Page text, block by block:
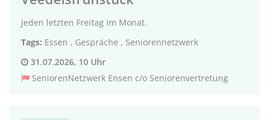
Jeden letzten Freitag im Monat.
Tags: Essen , Gespräche , Seniorennetzwerk
31.07.2026, 10 Uhr
SeniorenNetzwerk Ensen c/o Seniorenvertretung